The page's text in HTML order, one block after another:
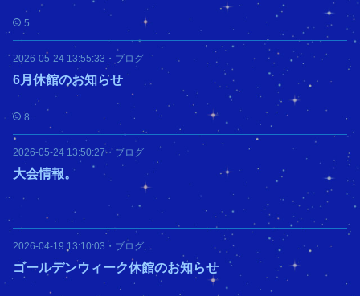
5
2026-05-24 13:55:33 ・ ブログ
6月休館のお知らせ
8
2026-05-24 13:50:27・ ブログ
大会情報。
2026-04-19 13:10:03 ・ ブログ
ゴールデンウィーク休館のお知らせ